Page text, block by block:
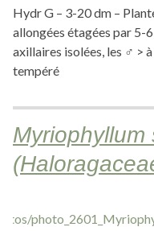
Hydr G – 3-20 dm –
allongées étagées par 5-
axillaires isolées, les ♂ >
tempéré
Myriophyllum